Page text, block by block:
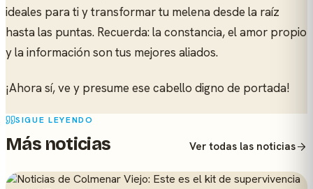
ideales para ti y transformar tu melena desde la raíz
hasta las puntas. Recuerda: la constancia, el amor propio
y la información son tus mejores aliados.
¡Ahora sí, ve y presume ese cabello digno de portada!
SIGUE LEYENDO
Más noticias Ver todas las noticias